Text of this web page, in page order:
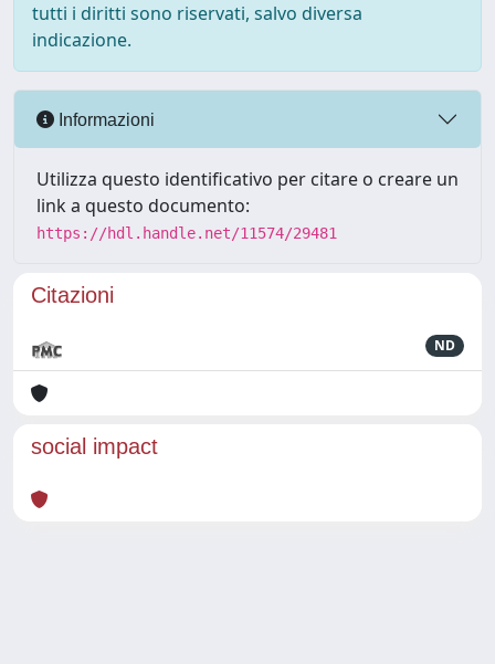
tutti i diritti sono riservati, salvo diversa
indicazione.
Informazioni
Utilizza questo identificativo per citare o creare un
link a questo documento:
https://hdl.handle.net/11574/29481
Citazioni
ND
social impact